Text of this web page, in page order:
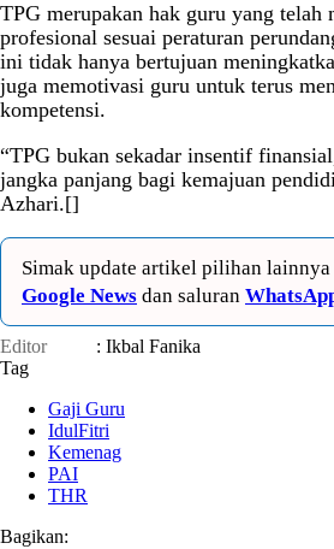
TPG merupakan hak guru yang telah
profesional sesuai peraturan
ini tidak hanya bertujuan
juga memotivasi guru untuk terus
kompetensi.
“TPG bukan sekadar insentif
jangka panjang bagi kemajuan
Azhari.[]
Simak update artikel pilihan
Google News dan saluran
Editor
: Ikbal Fanika
Tag
Gaji Guru
IdulFitri
Kemenag
PAI
THR
Bagikan: